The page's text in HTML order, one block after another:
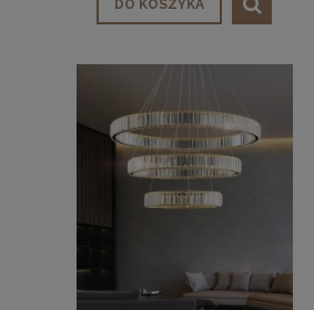
MaMaison stolik LEONARDO 39 czarny /
złoty
999,01 zł
Najniższa cena:899,11 zł
DO KOSZYKA